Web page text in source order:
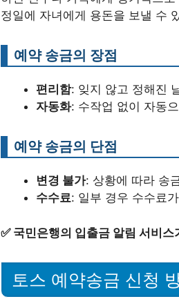
정일에 자녀에게 용돈을 보낼 수
예약 송금의 장점
편리함: 잊지 않고 정해진
자동화: 수작업 없이 자동
예약 송금의 단점
변경 불가: 상황에 따라 송
수수료: 일부 경우 수수료
✅ 국민은행의 입출금 알림 서비
토스 예약송금 신청